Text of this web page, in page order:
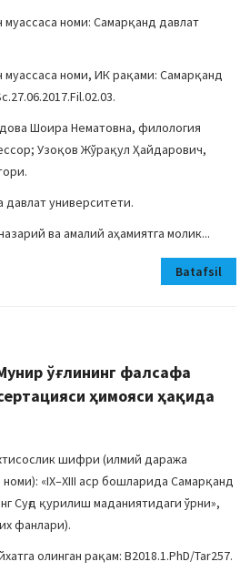
номи: Самарқанд давлат
муассаса номи, ИК рақами: Самарқанд
Шоира Нематовна, филология
Узоқов Жўрақул Ҳайдарович,
давлат университети.
ва амалий аҳамиятга молик...
Batafsil
ўғлининг фалсафа
ҳимояси ҳақида
шифри (илмий даража
«IX–XIII аср бошларида Cамарқанд
Cуғд қурилиш маданиятидаги ўрни»,
фанлари).
олинган рақам: В2018.1.PhD/Tar257.